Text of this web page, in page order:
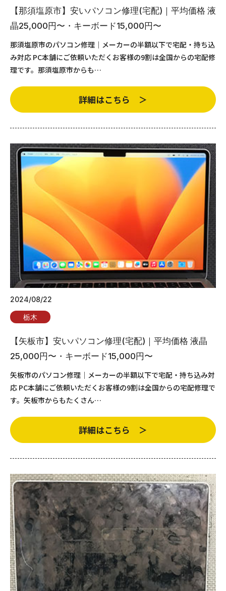
【那須塩原市】安いパソコン修理(宅配)｜平均価格 液
晶25,000円〜・キーボード15,000円〜
那須塩原市のパソコン修理｜メーカーの半額以下で宅配・持ち込
み対応 PC本舗にご依頼いただくお客様の9割は全国からの宅配修
理です。那須塩原市からも…
詳細はこちら ＞
2024/08/22
栃木
【矢板市】安いパソコン修理(宅配)｜平均価格 液晶
25,000円〜・キーボード15,000円〜
矢板市のパソコン修理｜メーカーの半額以下で宅配・持ち込み対
応 PC本舗にご依頼いただくお客様の9割は全国からの宅配修理で
す。矢板市からもたくさん…
詳細はこちら ＞